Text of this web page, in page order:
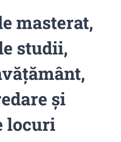
masterat,
studii,
și
locuri